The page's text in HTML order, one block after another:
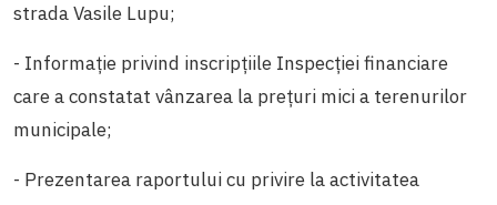
strada Vasile Lupu;
- Informație privind inscripțiile Inspecției financiare
care a constatat vânzarea la prețuri mici a terenurilor
municipale;
- Prezentarea raportului cu privire la activitatea